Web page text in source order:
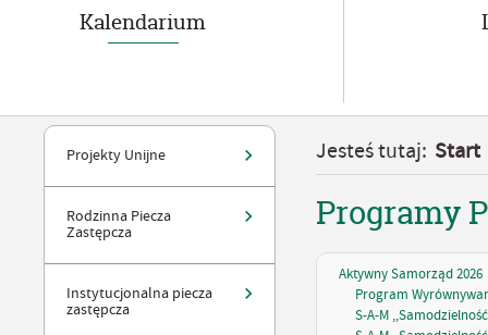
Kalendarium
Projekty Unijne
Rodzinna Piecza
Zastępcza
Instytucjonalna piecza
zastępcza
Jesteś tutaj: Start
Programy
Aktywny Samorząd 2026
Program
S-A-M